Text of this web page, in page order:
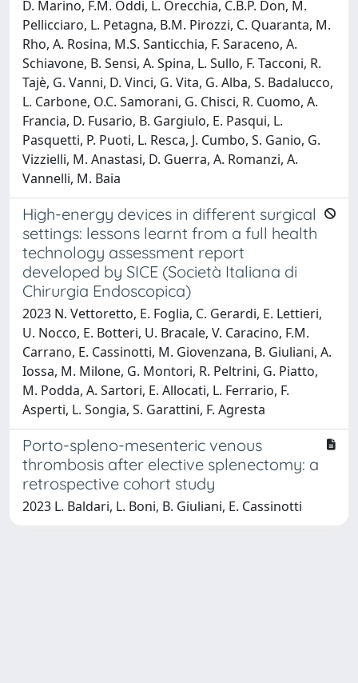
D. Marino, F.M. Oddi, L. Orecchia, C.B.P. Don, M.
Pellicciaro, L. Petagna, B.M. Pirozzi, C. Quaranta, M.
Rho, A. Rosina, M.S. Santicchia, F. Saraceno, A.
Schiavone, B. Sensi, A. Spina, L. Sullo, F. Tacconi, R.
Tajè, G. Vanni, D. Vinci, G. Vita, G. Alba, S. Badalucco,
L. Carbone, O.C. Samorani, G. Chisci, R. Cuomo, A.
Francia, D. Fusario, B. Gargiulo, E. Pasqui, L.
Pasquetti, P. Puoti, L. Resca, J. Cumbo, S. Ganio, G.
Vizzielli, M. Anastasi, D. Guerra, A. Romanzi, A.
Vannelli, M. Baia
High-energy devices in different surgical
settings: lessons learnt from a full health
technology assessment report
developed by SICE (Società Italiana di
Chirurgia Endoscopica)
2023 N. Vettoretto, E. Foglia, C. Gerardi, E. Lettieri,
U. Nocco, E. Botteri, U. Bracale, V. Caracino, F.M.
Carrano, E. Cassinotti, M. Giovenzana, B. Giuliani, A.
Iossa, M. Milone, G. Montori, R. Peltrini, G. Piatto,
M. Podda, A. Sartori, E. Allocati, L. Ferrario, F.
Asperti, L. Songia, S. Garattini, F. Agresta
Porto-spleno-mesenteric venous
thrombosis after elective splenectomy: a
retrospective cohort study
2023 L. Baldari, L. Boni, B. Giuliani, E. Cassinotti